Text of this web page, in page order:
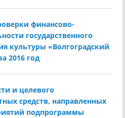
финансово-
государственного
культуры «Волгоградский
2016 год
и целевого
средств, направленных
подпрограммы